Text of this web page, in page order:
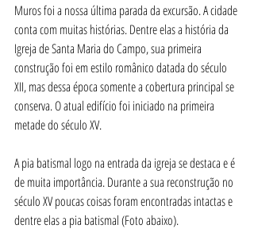
Muros foi a nossa última parada da excursão. A cidade
conta com muitas histórias. Dentre elas a história da
Igreja de Santa Maria do Campo, sua primeira
construção foi em estilo românico datada do século
XII, mas dessa época somente a cobertura principal se
conserva. O atual edifício foi iniciado na primeira
metade do século XV.
A pia batismal logo na entrada da igreja se destaca e é
de muita importância. Durante a sua reconstrução no
século XV poucas coisas foram encontradas intactas e
dentre elas a pia batismal (Foto abaixo).